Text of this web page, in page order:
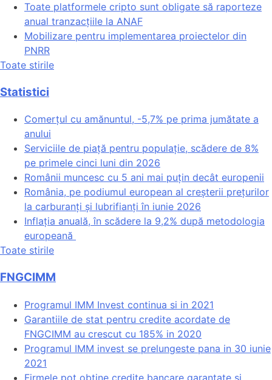
Toate platformele cripto sunt obligate să raporteze
anual tranzacțiile la ANAF
Mobilizare pentru implementarea proiectelor din
PNRR
Toate stirile
Statistici
Comerțul cu amănuntul, -5,7% pe prima jumătate a
anului
Serviciile de piață pentru populație, scădere de 8%
pe primele cinci luni din 2026
Românii muncesc cu 5 ani mai puțin decât europenii
România, pe podiumul european al creșterii prețurilor
la carburanți și lubrifianți în iunie 2026
Inflația anuală, în scădere la 9,2% după metodologia
europeană
Toate stirile
FNGCIMM
Programul IMM Invest continua si in 2021
Garantiile de stat pentru credite acordate de
FNGCIMM au crescut cu 185% in 2020
Programul IMM invest se prelungeste pana in 30 iunie
2021
Firmele pot obtine credite bancare garantate si